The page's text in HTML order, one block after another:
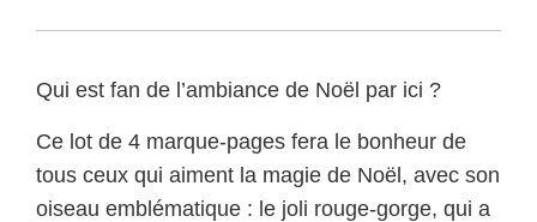
Qui est fan de l’ambiance de Noël par ici ?
Ce lot de 4 marque-pages fera le bonheur de
tous ceux qui aiment la magie de Noël, avec son
oiseau emblématique : le joli rouge-gorge, qui a